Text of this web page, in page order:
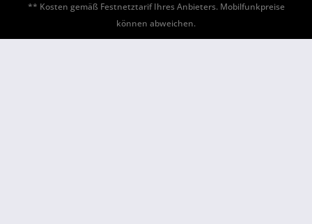
** Kosten gemäß Festnetztarif Ihres Anbieters. Mobilfunkpreise
können abweichen.